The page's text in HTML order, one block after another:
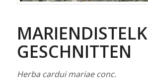
GESCHNITTEN
Herba cardui mariae conc.